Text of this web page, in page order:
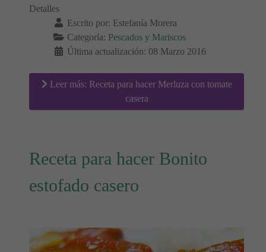
Detalles
Escrito por: Estefanía Morera
Categoría: Pescados y Mariscos
Última actualización: 08 Marzo 2016
Leer más: Receta para hacer Merluza con tomate
casera
Receta para hacer Bonito
estofado casero